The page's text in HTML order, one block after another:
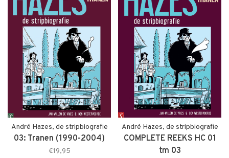
André Hazes, de stripbiografie
03: Tranen (1990-2004)
€19,95
André Hazes, de stripbiografie
COMPLETE REEKS HC 01
tm 03